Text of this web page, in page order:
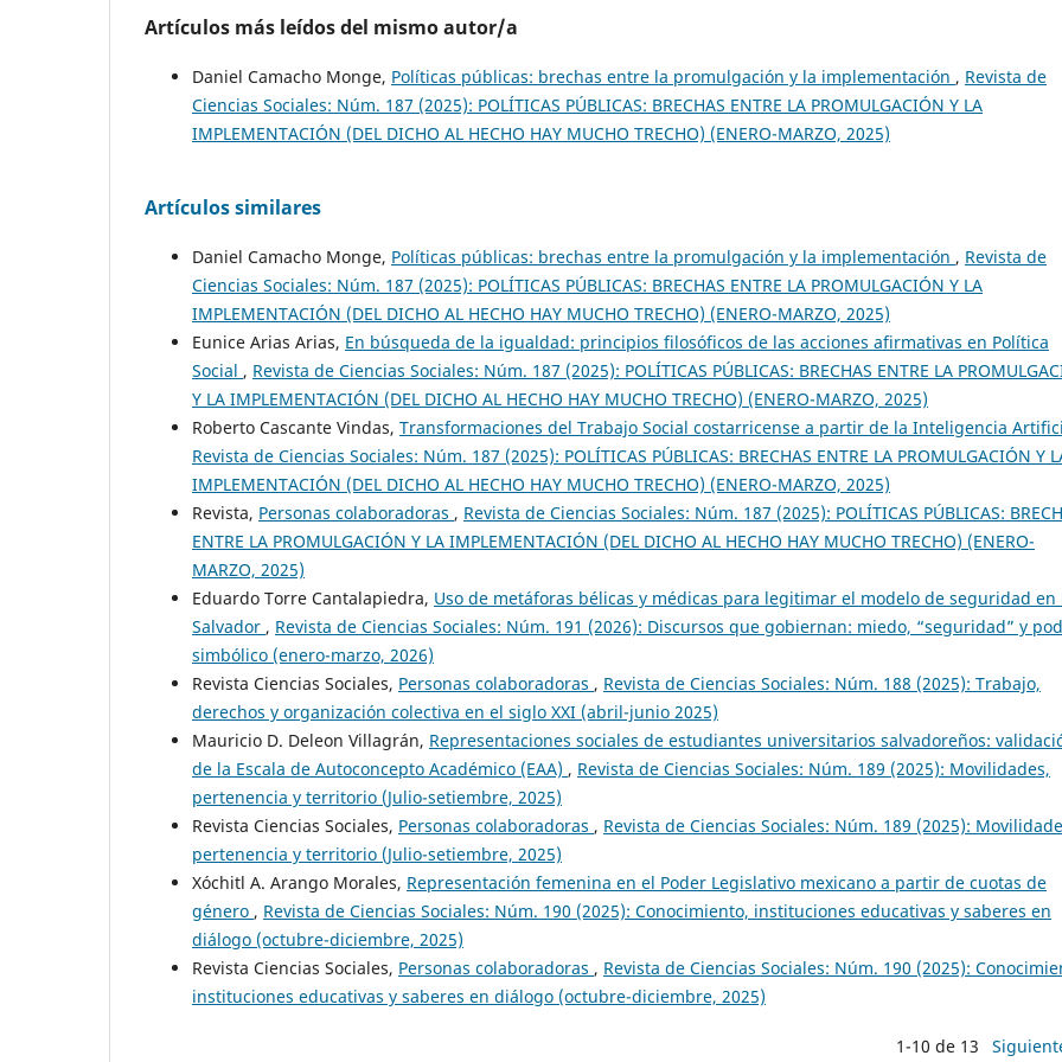
Artículos más leídos del mismo autor/a
Daniel Camacho Monge, Políticas públicas: brechas entre la promulgación y la implementación , Revista de
Ciencias Sociales: Núm. 187 (2025): POLÍTICAS PÚBLICAS: BRECHAS ENTRE LA PROMULGACIÓN Y LA
IMPLEMENTACIÓN (DEL DICHO AL HECHO HAY MUCHO TRECHO) (ENERO-MARZO, 2025)
Artículos similares
Daniel Camacho Monge, Políticas públicas: brechas entre la promulgación y la implementación , Revista de
Ciencias Sociales: Núm. 187 (2025): POLÍTICAS PÚBLICAS: BRECHAS ENTRE LA PROMULGACIÓN Y LA
IMPLEMENTACIÓN (DEL DICHO AL HECHO HAY MUCHO TRECHO) (ENERO-MARZO, 2025)
Eunice Arias Arias, En búsqueda de la igualdad: principios filosóficos de las acciones afirmativas en Política
Social , Revista de Ciencias Sociales: Núm. 187 (2025): POLÍTICAS PÚBLICAS: BRECHAS ENTRE LA
Y LA IMPLEMENTACIÓN (DEL DICHO AL HECHO HAY MUCHO TRECHO) (ENERO-MARZO, 2025)
Roberto Cascante Vindas, Transformaciones del Trabajo Social costarricense a partir de la Inteligencia
Revista de Ciencias Sociales: Núm. 187 (2025): POLÍTICAS PÚBLICAS: BRECHAS ENTRE LA PROMULGACIÓN Y
IMPLEMENTACIÓN (DEL DICHO AL HECHO HAY MUCHO TRECHO) (ENERO-MARZO, 2025)
Revista, Personas colaboradoras , Revista de Ciencias Sociales: Núm. 187 (2025): POLÍTICAS PÚBLICAS:
ENTRE LA PROMULGACIÓN Y LA IMPLEMENTACIÓN (DEL DICHO AL HECHO HAY MUCHO TRECHO) (ENERO-
MARZO, 2025)
Eduardo Torre Cantalapiedra, Uso de metáforas bélicas y médicas para legitimar el modelo de seguridad en
Salvador , Revista de Ciencias Sociales: Núm. 191 (2026): Discursos que gobiernan: miedo, “seguridad” y
simbólico (enero-marzo, 2026)
Revista Ciencias Sociales, Personas colaboradoras , Revista de Ciencias Sociales: Núm. 188 (2025): Trabajo,
derechos y organización colectiva en el siglo XXI (abril-junio 2025)
Mauricio D. Deleon Villagrán, Representaciones sociales de estudiantes universitarios salvadoreños:
de la Escala de Autoconcepto Académico (EAA) , Revista de Ciencias Sociales: Núm. 189 (2025): Movilidades,
pertenencia y territorio (Julio-setiembre, 2025)
Revista Ciencias Sociales, Personas colaboradoras , Revista de Ciencias Sociales: Núm. 189 (2025):
pertenencia y territorio (Julio-setiembre, 2025)
Xóchitl A. Arango Morales, Representación femenina en el Poder Legislativo mexicano a partir de cuotas de
género , Revista de Ciencias Sociales: Núm. 190 (2025): Conocimiento, instituciones educativas y saberes en
diálogo (octubre-diciembre, 2025)
Revista Ciencias Sociales, Personas colaboradoras , Revista de Ciencias Sociales: Núm. 190 (2025):
instituciones educativas y saberes en diálogo (octubre-diciembre, 2025)
1-10 de 13